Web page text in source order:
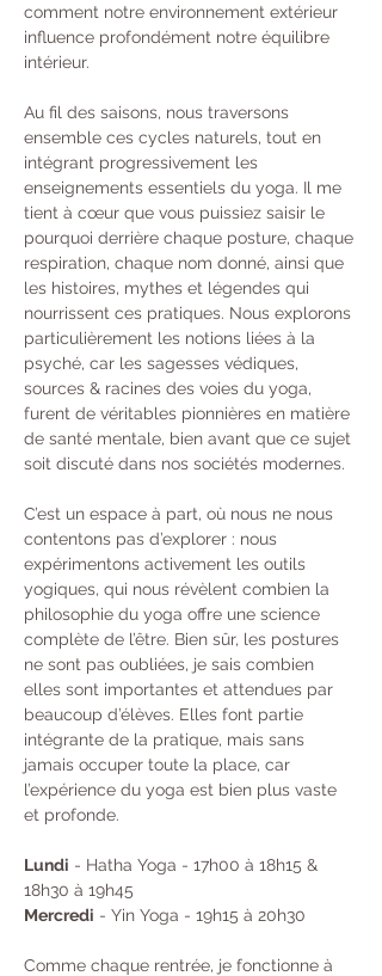
comment notre environnement extérieur
influence profondément notre équilibre
intérieur.
Au fil des saisons, nous traversons
ensemble ces cycles naturels, tout en
intégrant progressivement les
enseignements essentiels du yoga. Il me
tient à cœur que vous puissiez saisir le
pourquoi derrière chaque posture, chaque
respiration, chaque nom donné, ainsi que
les histoires, mythes et légendes qui
nourrissent ces pratiques. Nous explorons
particulièrement les notions liées à la
psyché, car les sagesses védiques,
sources & racines des voies du yoga,
furent de véritables pionnières en matière
de santé mentale, bien avant que ce sujet
soit discuté dans nos sociétés modernes.
C’est un espace à part, où nous ne nous
contentons pas d’explorer : nous
expérimentons activement les outils
yogiques, qui nous révèlent combien la
philosophie du yoga offre une science
complète de l’être. Bien sûr, les postures
ne sont pas oubliées, je sais combien
elles sont importantes et attendues par
beaucoup d’élèves. Elles font partie
intégrante de la pratique, mais sans
jamais occuper toute la place, car
l’expérience du yoga est bien plus vaste
et profonde.
Lundi - Hatha Yoga - 17h00 à 18h15 &
18h30 à 19h45
Mercredi - Yin Yoga - 19h15 à 20h30
Comme chaque rentrée, je fonctionne à